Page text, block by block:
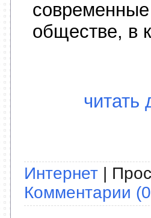
обществе, в
читать
Интернет |
Комментарии